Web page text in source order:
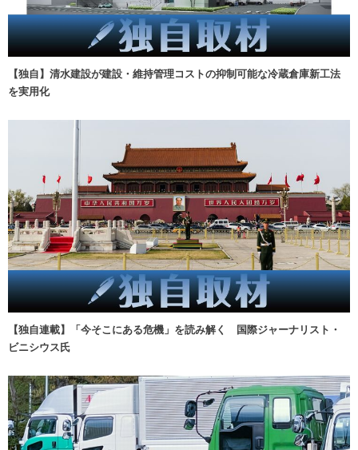
【独自】清水建設が建設・維持管理コストの抑制可能な冷蔵倉庫新工法
を実用化
【独自連載】「今そこにある危機」を読み解く 国際ジャーナリスト・
ビニシウス氏